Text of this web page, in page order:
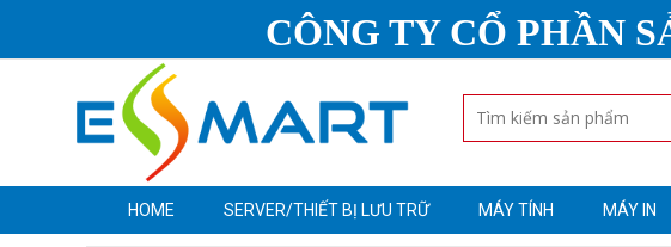
CÔNG TY CỔ PHẦN
HOME SERVER/THIẾT BỊ LƯU TRỮ MÁY TÍNH MÁY IN